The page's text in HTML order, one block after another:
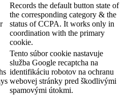
Records the default button state of
the corresponding category & the
status of CCPA. It works only in
coordination with the primary
cookie.
Tento súbor cookie nastavuje
služba Google recaptcha na
identifikáciu robotov na ochranu
webovej stránky pred škodlivými
spamovými útokmi.